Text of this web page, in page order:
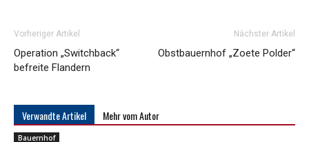
Vorheriger Artikel
Operation „Switchback“
befreite Flandern
Nächster Artikel
Obstbauernhof „Zoete Polder“
Verwandte Artikel Mehr vom Autor
Bauernhof